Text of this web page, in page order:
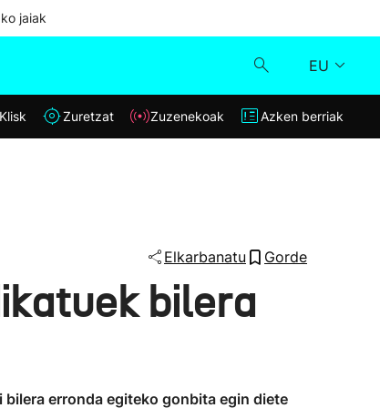
jaiak
EU
Klisk
Azken berriak
Klisk Zuretzat Zuzenekoak Azken berriak
Elkarbanatu Gorde
bilera
erronda egiteko gonbita egin diete